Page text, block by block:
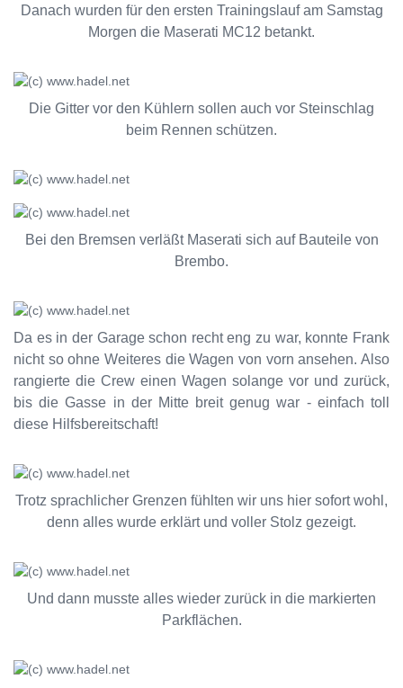
Danach wurden für den ersten Trainingslauf am Samstag
Morgen die Maserati MC12 betankt.
Die Gitter vor den Kühlern sollen auch vor Steinschlag
beim Rennen schützen.
Bei den Bremsen verläßt Maserati sich auf Bauteile von
Brembo.
Da es in der Garage schon recht eng zu war, konnte Frank
nicht so ohne Weiteres die Wagen von vorn ansehen. Also
rangierte die Crew einen Wagen solange vor und zurück,
bis die Gasse in der Mitte breit genug war - einfach toll
diese Hilfsbereitschaft!
Trotz sprachlicher Grenzen fühlten wir uns hier sofort wohl,
denn alles wurde erklärt und voller Stolz gezeigt.
Und dann musste alles wieder zurück in die markierten
Parkflächen.